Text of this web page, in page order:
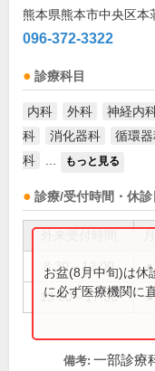
熊本県熊本市中央区本
096-372-3322
診療科目
内科 外科 神経内
科
消化器科 循環
科
もっと見る
診療/受付時間・休診
8:30～12:00 ●
13:00～17:30 ●
お盆(8月中旬)は休
に必ず医療機関に
備考: 一部診療